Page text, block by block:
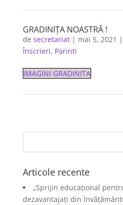
GRADINIȚA NOASTRĂ !
de secretariat| mai 5, 2021 |
Înscrieri, Parinti
IMAGINI GRADINITA
Articole recente
„Sprijin educațional
dezavantajați din